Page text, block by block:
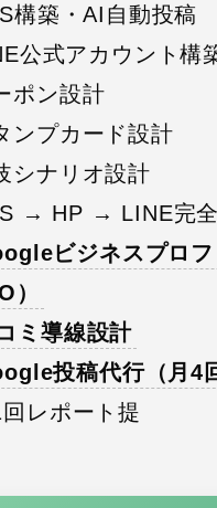
構築・AI自動投稿
公式アカウント構
ポン設計
ンプカード設計
シナリオ設計
→ HP → LINE完全
ビジネスプロ
）
ミ導線設計
投稿代行（月4
レポート提